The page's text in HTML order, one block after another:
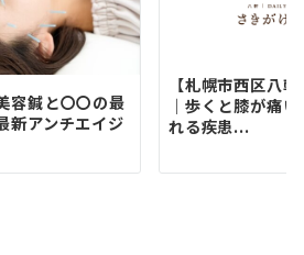
容鍼と〇〇の最
新アンチエイジ
【札幌市西区八
｜歩くと膝が痛
れる疾患...